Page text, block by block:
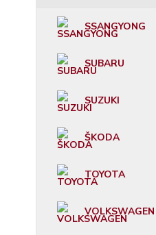
SSANGYONG
SUBARU
SUZUKI
ŠKODA
TOYOTA
VOLKSWAGEN